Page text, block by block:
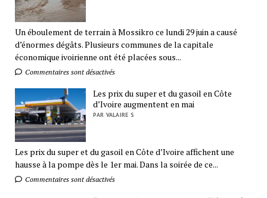
Un éboulement de terrain à Mossikro ce lundi 29 juin a causé
d’énormes dégâts. Plusieurs communes de la capitale
économique ivoirienne ont été placées sous...
Commentaires sont désactivés
Les prix du super et du gasoil en Côte
d’Ivoire augmentent en mai
PAR VALAIRE S
Les prix du super et du gasoil en Côte d’Ivoire affichent une
hausse à la pompe dès le 1er mai. Dans la soirée de ce...
Commentaires sont désactivés